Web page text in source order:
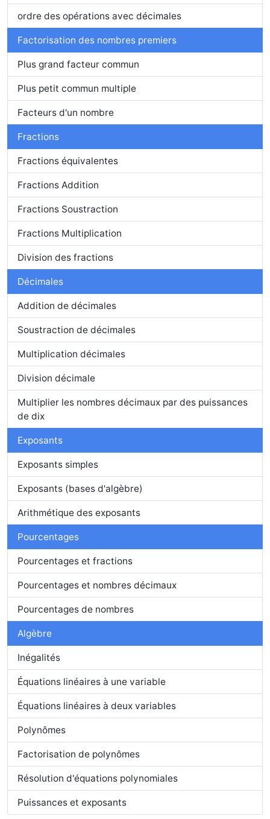
ordre des opérations avec décimales
Factorisation des nombres premiers
Plus grand facteur commun
Plus petit commun multiple
Facteurs d'un nombre
Fractions
Fractions équivalentes
Fractions Addition
Fractions Soustraction
Fractions Multiplication
Division des fractions
Décimales
Addition de décimales
Soustraction de décimales
Multiplication décimales
Division décimale
Multiplier les nombres décimaux par des puissances
de dix
Exposants
Exposants simples
Exposants (bases d'algèbre)
Arithmétique des exposants
Pourcentages
Pourcentages et fractions
Pourcentages et nombres décimaux
Pourcentages de nombres
Algèbre
Inégalités
Équations linéaires à une variable
Équations linéaires à deux variables
Polynômes
Factorisation de polynômes
Résolution d'équations polynomiales
Puissances et exposants